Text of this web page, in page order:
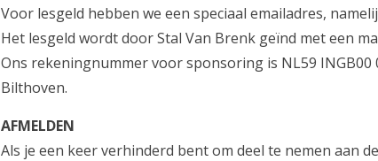
Voor lesgeld hebben we een speciaal emailadres,
Het lesgeld wordt door Stal Van Brenk geïnd met een
Ons rekeningnummer voor sponsoring is NL59 INGB00
Bilthoven.
AFMELDEN
Als je een keer verhinderd bent om deel te nemen aan